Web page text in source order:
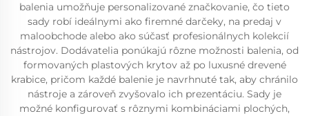
balenia umožňuje personalizované značkovanie, čo tieto
sady robí ideálnymi ako firemné darčeky, na predaj v
maloobchode alebo ako súčasť profesionálnych kolekcií
nástrojov. Dodávatelia ponúkajú rôzne možnosti balenia, od
formovaných plastových krytov až po luxusné drevené
krabice, pričom každé balenie je navrhnuté tak, aby chránilo
nástroje a zároveň zvyšovalo ich prezentáciu. Sady je
možné konfigurovať s rôznymi kombináciami plochých,